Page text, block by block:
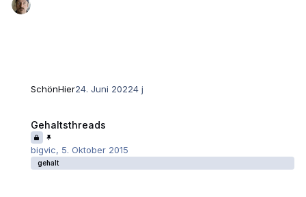
SchönHier24. Juni 20224 j
Gehaltsthreads
bigvic, 5. Oktober 2015
gehalt